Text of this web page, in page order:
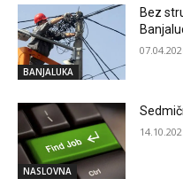
BANJALUKA
Bez
NASLOVNA